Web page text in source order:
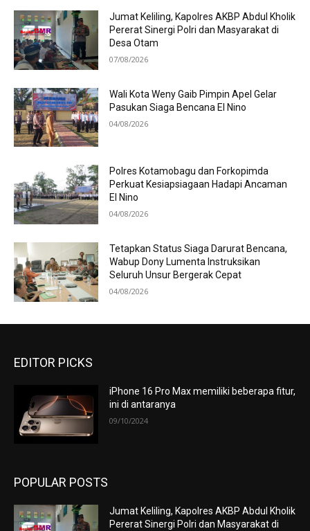
Jumat Keliling, Kapolres AKBP Abdul Kholik
Pererat Sinergi Polri dan Masyarakat di
Desa Otam
07/08/2026
Wali Kota Weny Gaib Pimpin Apel Gelar
Pasukan Siaga Bencana El Nino
04/08/2026
Polres Kotamobagu dan Forkopimda
Perkuat Kesiapsiagaan Hadapi Ancaman
El Nino
04/08/2026
Tetapkan Status Siaga Darurat Bencana,
Wabup Dony Lumenta Instruksikan
Seluruh Unsur Bergerak Cepat
04/08/2026
EDITOR PICKS
iPhone 16 Pro Max memiliki beberapa fitur,
ini di antaranya
09/10/2024
POPULAR POSTS
Jumat Keliling, Kapolres AKBP Abdul Kholik
Pererat Sinergi Polri dan Masyarakat di